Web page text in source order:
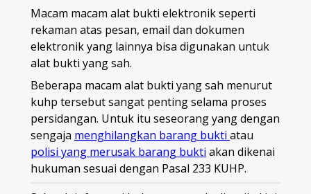
Macam macam alat bukti elektronik seperti
rekaman atas pesan, email dan dokumen
elektronik yang lainnya bisa digunakan untuk
alat bukti yang sah.
Beberapa macam alat bukti yang sah menurut
kuhp tersebut sangat penting selama proses
persidangan. Untuk itu seseorang yang dengan
sengaja menghilangkan barang bukti atau
polisi yang merusak barang bukti akan dikenai
hukuman sesuai dengan Pasal 233 KUHP.